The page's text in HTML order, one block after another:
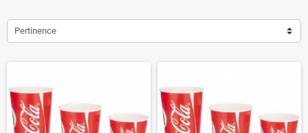
Pertinence